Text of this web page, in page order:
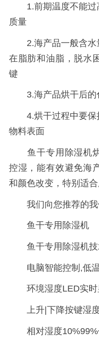
1.前期温度不能过
质量
2.海产品一般含水
在脂肪和油脂，脱水
键
3.海产品烘干后的
4.烘干过程中要保
物料表面
鱼干专用除湿机烘
控湿，能有效避免海
和颜色改变，特别适
我们向您推荐的我
鱼干专用除湿机
鱼干专用除湿机技
电脑智能控制,低温
环境湿度LED实时
上升|下降按键湿度
相对湿度10%99%